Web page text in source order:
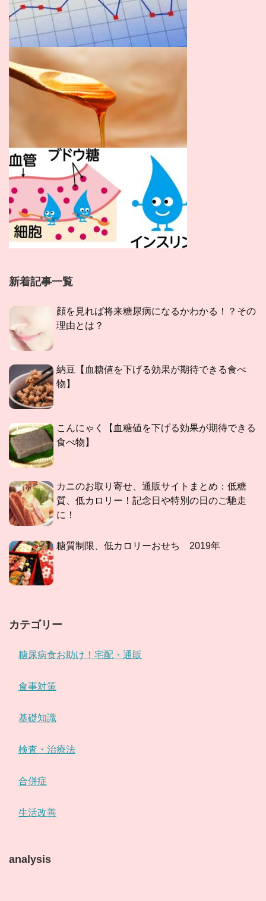
新着記事一覧
顔を見れば将来糖尿病になるかわかる！？その
理由とは？
納豆【血糖値を下げる効果が期待できる食べ
物】
こんにゃく【血糖値を下げる効果が期待できる
食べ物】
カニのお取り寄せ、通販サイトまとめ：低糖
質、低カロリー！記念日や特別の日のご馳走
に！
糖質制限、低カロリーおせち 2019年
カテゴリー
糖尿病食お助け！宅配・通販
食事対策
基礎知識
検査・治療法
合併症
生活改善
analysis